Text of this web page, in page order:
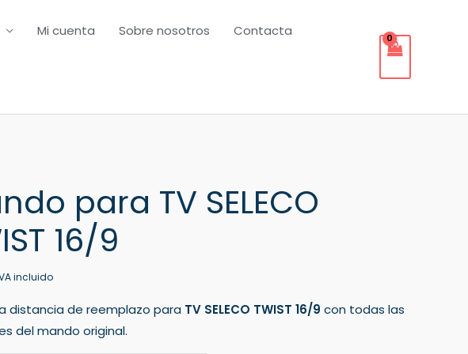
Mi cuenta Sobre nosotros Contacta
para TV SELECO
16/9
incluido
distancia de reemplazo para TV SELECO TWIST 16/9 con todas las
del mando original.